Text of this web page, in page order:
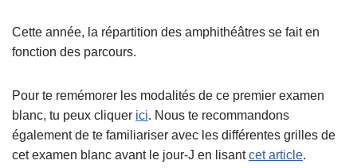
Cette année, la répartition des amphithéâtres se fait en
fonction des parcours.
Pour te remémorer les modalités de ce premier examen
blanc, tu peux cliquer ici. Nous te recommandons
également de te familiariser avec les différentes grilles de
cet examen blanc avant le jour-J en lisantcet article.